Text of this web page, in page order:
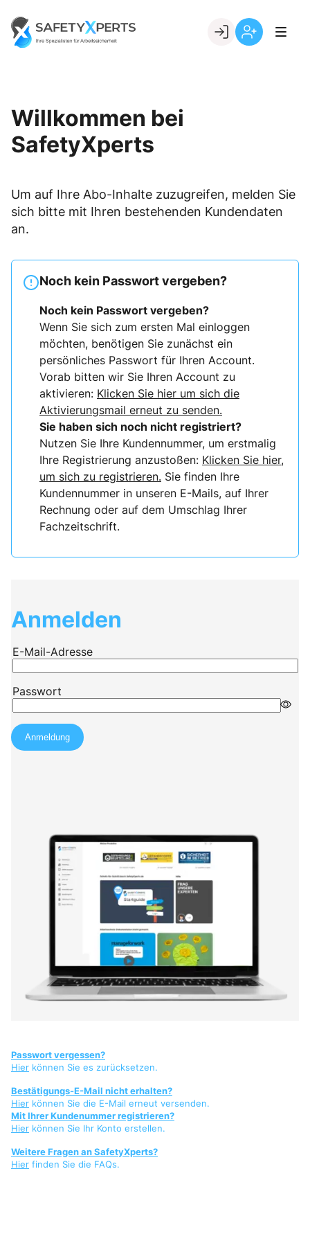
content
Go to landing page.
Willkommen bei
SafetyXperts
Um auf Ihre Abo-Inhalte zuzugreifen, melden Sie
sich bitte mit Ihren bestehenden Kundendaten
an.
Noch kein Passwort vergeben?
Noch kein Passwort vergeben?
Wenn Sie sich zum ersten Mal einloggen
möchten, benötigen Sie zunächst ein
persönliches Passwort für Ihren Account.
Vorab bitten wir Sie Ihren Account zu
aktivieren: Klicken Sie hier um sich die
Aktivierungsmail erneut zu senden.
Sie haben sich noch nicht registriert?
Nutzen Sie Ihre Kundennummer, um erstmalig
Ihre Registrierung anzustoßen: Klicken Sie hier,
um sich zu registrieren. Sie finden Ihre
Kundennummer in unseren E-Mails, auf Ihrer
Rechnung oder auf dem Umschlag Ihrer
Fachzeitschrift.
Anmelden
Passwort vergessen?
Hier können Sie es zurücksetzen.
Bestätigungs-E-Mail nicht erhalten?
Hier können Sie die E-Mail erneut versenden.
Mit Ihrer Kundenummer registrieren?
Hier können Sie Ihr Konto erstellen.
Weitere Fragen an SafetyXperts?
Hier finden Sie die FAQs.